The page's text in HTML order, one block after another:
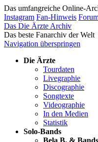
Das umfangreiche Online-
Instagram Fan-Hinweis
Das Die Ärzte Archiv
Das beste Fanarchiv der Welt
Navigation überspringen
Die Ärzte
Tourdaten
Livegraphie
Discographie
Songtexte
Videographie
In den Medien
Statistik
Solo-Bands
Bela B. & Bands